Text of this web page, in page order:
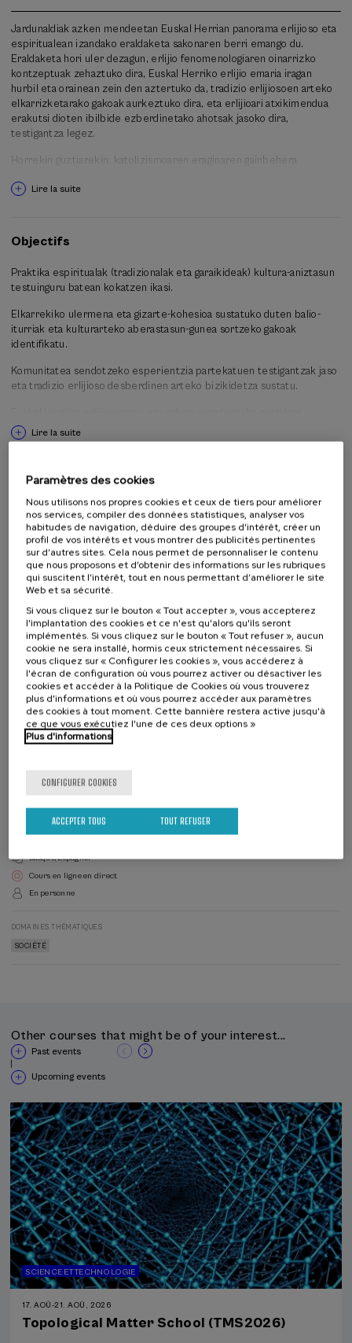
Jardunaldiak azken mendeetan Euskal Herrian panorama erlijioso eta
espiritualean izandako eraldaketa sakonaren berri emango du.
Eraldaketa hori uler dezagun, erlijio fenomenologiaren oinarrizko
kontzeptuak zehaztuko dira, Euskal Herriko erlijio emaria iragan
hurbil eta orainean zein den aztertuko da, tradizio erlijiosoen arteko
elkarrizketarako gakoak aurkeztuko dira, eta erlijioari atxikimendua
erakutsi dioten ibilbide ezberdinetako ahotsak jasoko dira,
testigantza legez.
Horrekin guztiarekin, katolizismoaren eraginaren gainbehera
aniztasun gero eta handiagoaz hausnartuko dugu, eta, horren aurrean,
bizikidetza aberastu eta indartzeko.
Sinesmen-dibertsitatea eta komunitatearen ehuntzea. Erlijioen
arteko elkarrizketa eta gizarte-kohesioa
honen bidez, hortaz, proiektuak sortutako ezagutza zabaltzearekin
batera, sareak sortu eta egonkortu nahi dira, eta publiko orokorra
gure gizartearen arlo honetara irekitzea eta prestatzea.
Lire la suite
Objectifs
Praktika espiritualak (tradizionalak eta garaikideak) kultura-aniztasun
testuinguru batean kokatzen ikasi.
Elkarrekiko ulermena eta gizarte-kohesioa sustatuko duten balio-
iturriak eta kulturarteko aberastasun-gunea sortzeko gakoak
identifikatu.
Komunitatea sendotzeko esperientzia partekatuen testigantzak jaso
eta tradizio erlijioso desberdinen arteko bizikidetza sustatu.
historikoak elkarrekin ulertu.
Lire la suite
Activité s'adressant à
Public en général
Étudiants universitaires
Étudiants non universitaires
Professeurs
Professionnels
Organisée par
Liste
d'attente
trice)
DIRECTEUR(-TRICE) DU COURS
Basque Espagnol
Cours en ligne en direct
En personne
DOMAINES THÉMATIQUES
SOCIÉTÉ
Other courses that might be of your interest...
Past events
Upcoming events
SCIENCE ET TECHNOLOGIE
17. AOÛ-21. AOÛ, 2026
Topological Matter School (TMS2026)
Paramètres des cookies
Nous utilisons nos propres cookies et ceux de tiers pour améliorer
nos services, compiler des données statistiques, analyser vos
habitudes de navigation, déduire des groupes d’intérêt, créer un
profil de vos intérêts et vous montrer des publicités pertinentes
sur d’autres sites. Cela nous permet de personnaliser le contenu
que nous proposons et d’obtenir des informations sur les rubriques
qui suscitent l’intérêt, tout en nous permettant d’améliorer le site
Web et sa sécurité.
Si vous cliquez sur le bouton « Tout accepter », vous accepterez
l'implantation des cookies et ce n'est qu'alors qu'ils seront
implémentés. Si vous cliquez sur le bouton « Tout refuser », aucun
cookie ne sera installé, hormis ceux strictement nécessaires. Si
vous cliquez sur « Configurer les cookies », vous accéderez à
l'écran de configuration où vous pourrez activer ou désactiver les
cookies et accéder à la Politique de Cookies où vous trouverez
plus d'informations et où vous pourrez accéder aux paramètres
des cookies à tout moment. Cette bannière restera active jusqu'à
ce que vous exécutiez l'une de ces deux options »
Plus d'informations
CONFIGURER COOKIES
TOUT REFUSER
ACCEPTER TOUS